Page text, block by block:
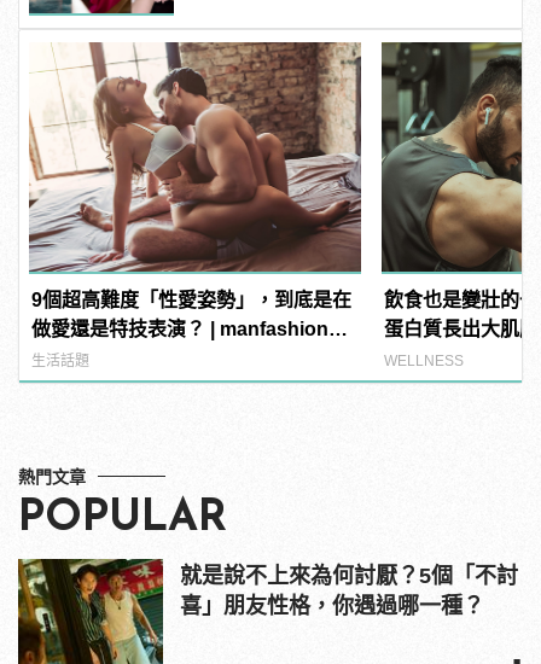
9個超高難度「性愛姿勢」，到底是在
做愛還是特技表演？ | manfashion這
樣變型男
生活話題
飲食也是變壯的
蛋白質長出大肌
黃金時間？
WELLNESS
熱門文章
POPULAR
就是說不上來為何討厭？5個「不討
喜」朋友性格，你遇過哪一種？